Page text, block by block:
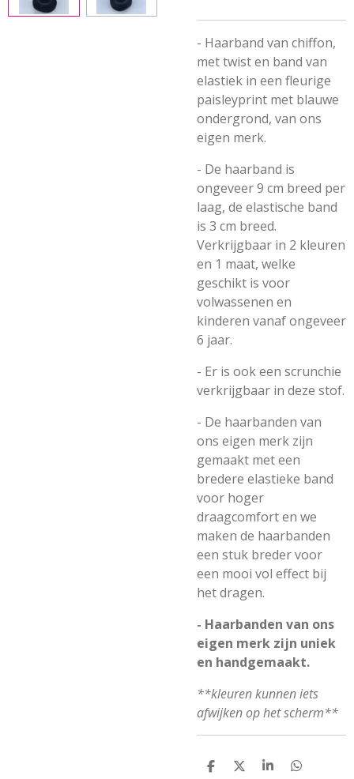
- Haarband van chiffon,
met twist en band van
elastiek in een fleurige
paisleyprint met blauwe
ondergrond, van ons
eigen merk.
- De haarband is
ongeveer 9 cm breed per
laag, de elastische band
is 3 cm breed.
Verkrijgbaar in 2 kleuren
en 1 maat, welke
geschikt is voor
volwassenen en
kinderen vanaf ongeveer
6 jaar.
- Er is ook een scrunchie
verkrijgbaar in deze stof.
- De haarbanden van
ons eigen merk zijn
gemaakt met een
bredere elastieke band
voor hoger
draagcomfort en we
maken de haarbanden
een stuk breder voor
een mooi vol effect bij
het dragen.
- Haarbanden van ons
eigen merk zijn uniek
en handgemaakt.
**kleuren kunnen iets
afwijken op het scherm**
D
D
S
D